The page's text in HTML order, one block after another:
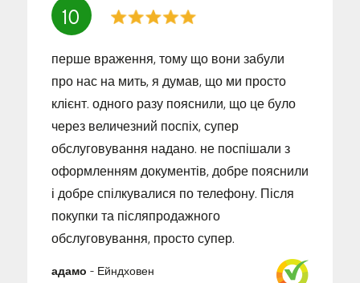
10
перше враження, тому що вони забули
про нас на мить, я думав, що ми просто
клієнт. одного разу пояснили, що це було
через величезний поспіх, супер
обслуговування надано. не поспішали з
оформленням документів, добре пояснили
і добре спілкувалися по телефону. Після
покупки та післяпродажного
обслуговування, просто супер.
адамо - Ейндховен